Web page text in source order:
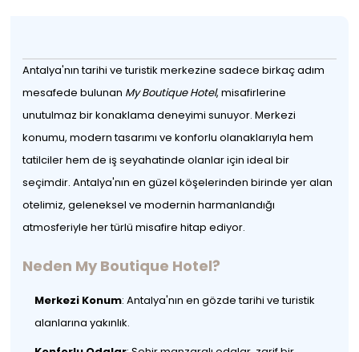
Antalya'nın tarihi ve turistik merkezine sadece birkaç adım
mesafede bulunan My Boutique Hotel, misafirlerine
unutulmaz bir konaklama deneyimi sunuyor. Merkezi
konumu, modern tasarımı ve konforlu olanaklarıyla hem
tatilciler hem de iş seyahatinde olanlar için ideal bir
seçimdir. Antalya'nın en güzel köşelerinden birinde yer alan
otelimiz, geleneksel ve modernin harmanlandığı
atmosferiyle her türlü misafire hitap ediyor.
Neden My Boutique Hotel?
Merkezi Konum: Antalya'nın en gözde tarihi ve turistik
alanlarına yakınlık.